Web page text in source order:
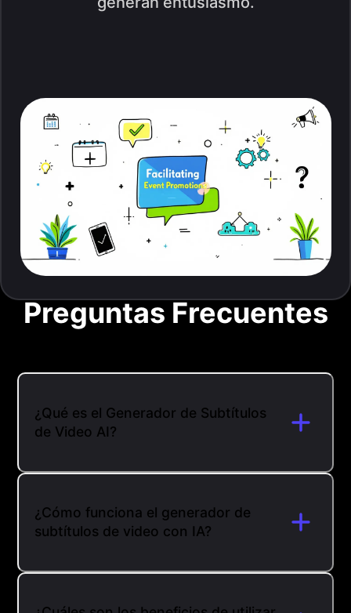
Preguntas Frecuentes
¿Qué es el Generador de Subtítulos
de Video AI?
¿Cómo funciona el generador de
subtítulos de video con IA?